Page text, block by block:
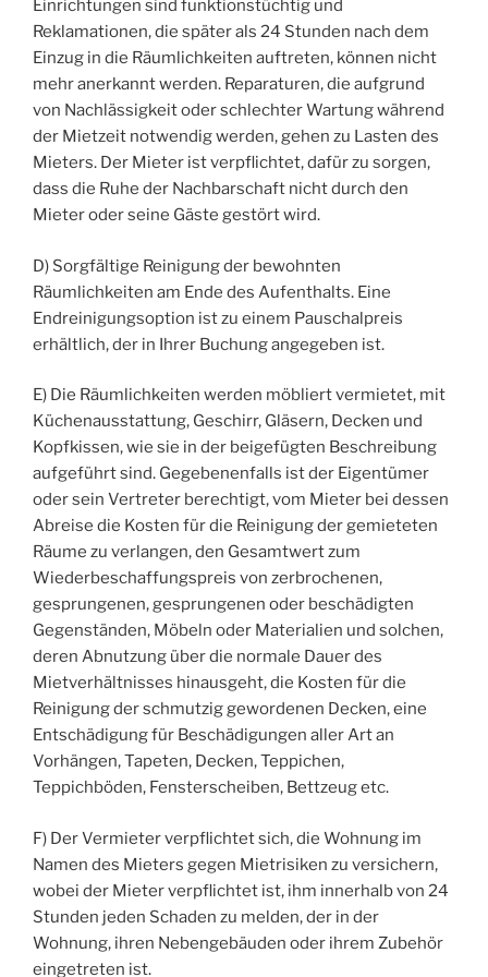
Einrichtungen sind funktionstüchtig und
Reklamationen, die später als 24 Stunden nach dem
Einzug in die Räumlichkeiten auftreten, können nicht
mehr anerkannt werden. Reparaturen, die aufgrund
von Nachlässigkeit oder schlechter Wartung während
der Mietzeit notwendig werden, gehen zu Lasten des
Mieters. Der Mieter ist verpflichtet, dafür zu sorgen,
dass die Ruhe der Nachbarschaft nicht durch den
Mieter oder seine Gäste gestört wird.
D) Sorgfältige Reinigung der bewohnten
Räumlichkeiten am Ende des Aufenthalts. Eine
Endreinigungsoption ist zu einem Pauschalpreis
erhältlich, der in Ihrer Buchung angegeben ist.
E) Die Räumlichkeiten werden möbliert vermietet, mit
Küchenausstattung, Geschirr, Gläsern, Decken und
Kopfkissen, wie sie in der beigefügten Beschreibung
aufgeführt sind. Gegebenenfalls ist der Eigentümer
oder sein Vertreter berechtigt, vom Mieter bei dessen
Abreise die Kosten für die Reinigung der gemieteten
Räume zu verlangen, den Gesamtwert zum
Wiederbeschaffungspreis von zerbrochenen,
gesprungenen, gesprungenen oder beschädigten
Gegenständen, Möbeln oder Materialien und solchen,
deren Abnutzung über die normale Dauer des
Mietverhältnisses hinausgeht, die Kosten für die
Reinigung der schmutzig gewordenen Decken, eine
Entschädigung für Beschädigungen aller Art an
Vorhängen, Tapeten, Decken, Teppichen,
Teppichböden, Fensterscheiben, Bettzeug etc.
F) Der Vermieter verpflichtet sich, die Wohnung im
Namen des Mieters gegen Mietrisiken zu versichern,
wobei der Mieter verpflichtet ist, ihm innerhalb von 24
Stunden jeden Schaden zu melden, der in der
Wohnung, ihren Nebengebäuden oder ihrem Zubehör
eingetreten ist.